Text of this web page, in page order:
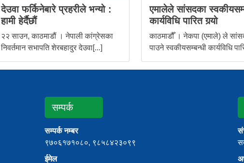
देउवा फर्किनेबारे प्रहरीले भन्यो :
हामी हेर्दैछौं
२२ साउन, काठमाडौं । नेपाली कांग्रेसका
निवर्तमान सभापति शेरबहादुर देउवा[...]
एमालेले सांसदका
कार्यविधि पारित गर्‍यो
काठमाडौँ । नेकपा (एमाले) ले
पाउने स्वकीयसम्बन्धी कार्यविधि
सम्पर्क
सम्पर्क नम्बर
९७०६१७१०८०, ९८५८४२३०९९
ईमेल